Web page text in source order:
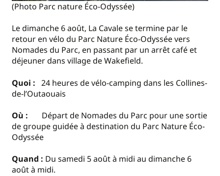
(Photo Parc nature Éco-Odyssée)
Le dimanche 6 août, La Cavale se termine par le
retour en vélo du Parc Nature Éco-Odyssée vers
Nomades du Parc, en passant par un arrêt café et
déjeuner dans village de Wakefield.
Quoi : 24 heures de vélo-camping dans les Collines-
de-l’Outaouais
Où :
Départ de Nomades du Parc pour une sortie
de groupe guidée à destination du Parc Nature Éco-
Odyssée
Quand : Du samedi 5 août à midi au dimanche 6
août à midi.